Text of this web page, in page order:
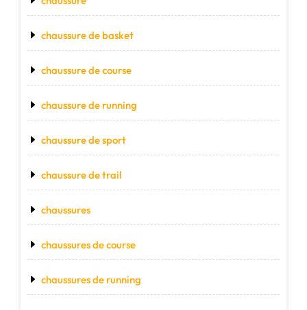
chaussure de basket
chaussure de course
chaussure de running
chaussure de sport
chaussure de trail
chaussures
chaussures de course
chaussures de running